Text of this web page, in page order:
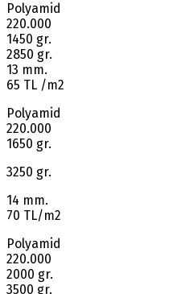
Polyamid
220.000
1450 gr.
2850 gr.
13 mm.
65 TL /m2
Polyamid
220.000
1650 gr.
3250 gr.
14 mm.
70 TL/m2
Polyamid
220.000
2000 gr.
3500 gr.